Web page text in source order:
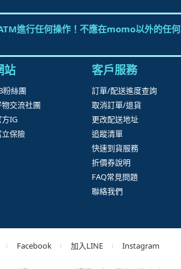
進行任何操作！不應在momo以外的任
站
粉絲團
交流社團
IG
保險
客戶服務
訂單/配送進度查詢
取消訂單/退貨
更改配送地址
追蹤清單
快速到貨服務
折價券說明
FAQ常見問題
聯絡我們
Facebook 加入LINE Instagram